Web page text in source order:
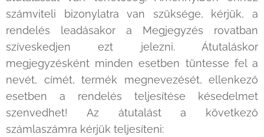
számviteli bizonylatra van szüksége, kérjük, a
rendelés leadásakor a Megjegyzés rovatban
szíveskedjen ezt jelezni. Átutaláskor
megjegyzésként minden esetben tüntesse fel a
nevét, címét, termék megnevezését, ellenkező
esetben a rendelés teljesítése késedelmet
szenvedhet! Az átutalást a következő
számlaszámra kérjük teljesíteni: